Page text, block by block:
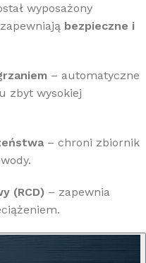
wyposażony
bezpieczne i
– automatyczne
zbyt wysokiej
– chroni zbiornik
(RCD) – zapewnia